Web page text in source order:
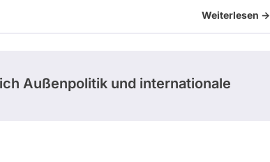
Weiterlesen ->
Außenpolitik und internationale